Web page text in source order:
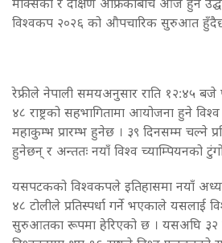
विश्वकप २०२६ को औपचारिक सुरुआत
रेफ्रीले नेपाली समयअनुसार राति १२:४५ बजे
४८ राष्ट्रको सहभागितामा आयोजना हुने
महाकुम्भ प्रारम्भ हुनेछ । ३९ दिनसम्म चल्ने
हुनेछन् र अन्ततः नयाँ विश्व च्याम्पियनको
यसपटकको विश्वकपले इतिहासमा नयाँ
४८ टोलीले प्रतिस्पर्धा गर्ने भएकाले यसलाई
सुरुआतका रूपमा हेरिएको छ । यसअघि ३२